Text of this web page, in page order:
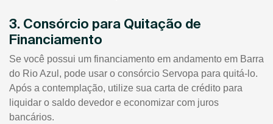
3. Consórcio para Quitação de
Financiamento
Se você possui um financiamento em andamento em Barra
do Rio Azul, pode usar o consórcio Servopa para quitá-lo.
Após a contemplação, utilize sua carta de crédito para
liquidar o saldo devedor e economizar com juros
bancários.